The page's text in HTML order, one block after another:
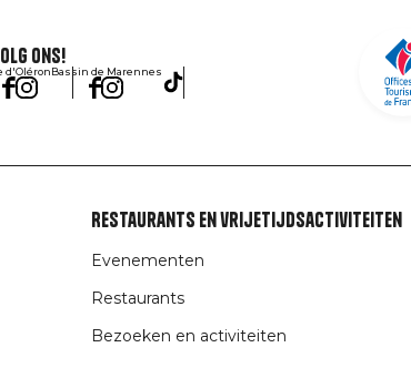
ons!
d'OléronBassin de Marennes
Restaurants en vrijetijdsactiviteiten
Evenementen
Restaurants
Bezoeken en activiteiten